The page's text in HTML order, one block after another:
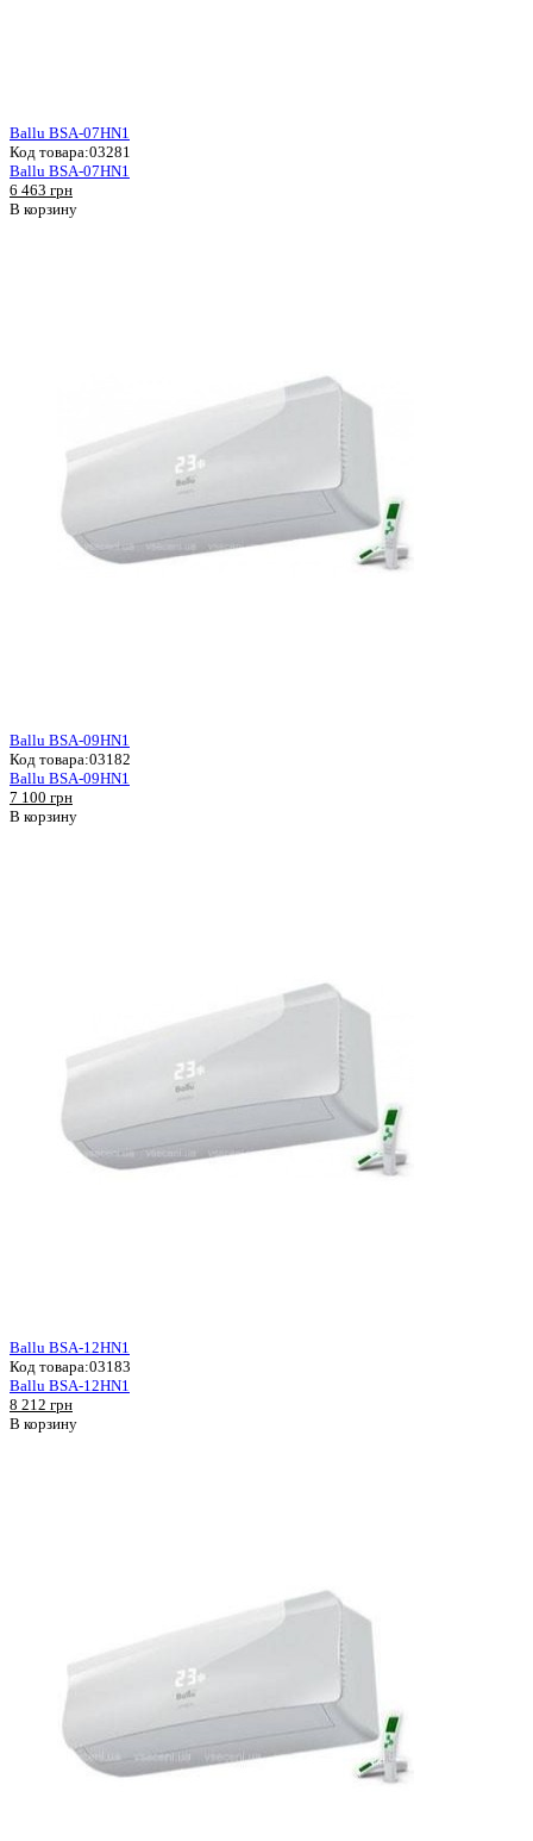
Ballu BSA-07HN1
Код товара:03281
Ballu BSA-07HN1
6 463 грн
В корзину
Ballu BSA-09HN1
Код товара:03182
Ballu BSA-09HN1
7 100 грн
В корзину
Ballu BSA-12HN1
Код товара:03183
Ballu BSA-12HN1
8 212 грн
В корзину